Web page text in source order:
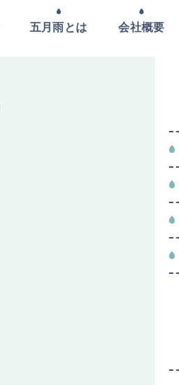
五月雨とは 会社概要